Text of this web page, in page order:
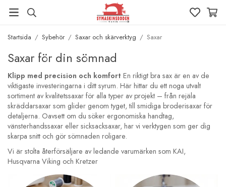
Startsida / Sybehör / Saxar och skärverktyg / Saxar
Saxar för din sömnad
Klipp med precision och komfort En riktigt bra sax är en av de
viktigaste investeringarna i ditt syrum. Här hittar du ett noga utvalt
sortiment av kvalitetssaxar för alla typer av projekt – från rejäla
skräddarsaxar som glider genom tyget, till smidiga broderisaxar för
detaljerna. Oavsett om du söker ergonomiska handtag,
vänsterhandssaxar eller sicksacksaxar, har vi verktygen som ger dig
skarpa snitt och gör sömnaden roligare.
Vi är stolta återförsäljare av ledande varumärken som KAI,
Husqvarna Viking och Kretzer